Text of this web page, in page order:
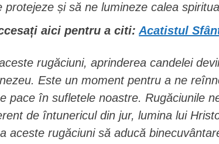
protejeze și să ne lumineze calea
aici pentru a citi:Acatistul
rugăciuni, aprinderea candelei
Este un moment pentru a ne
pace în sufletele noastre. Rugăciunile
de întunericul din jur, lumina lui
aceste rugăciuni să aducă